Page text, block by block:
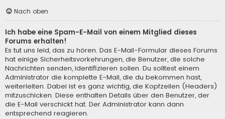
Nach oben
Ich habe eine Spam-E-Mail von einem Mitglied dieses
Forums erhalten!
Es tut uns leid, das zu hören. Das E-Mail-Formular dieses Forums
hat einige Sicherheitsvorkehrungen, die Benutzer, die solche
Nachrichten senden, identifizieren sollen. Du solltest einem
Administrator die komplette E-Mail, die du bekommen hast,
weiterleiten. Dabei ist es ganz wichtig, die Kopfzeilen (Headers)
mitzuschicken. Diese enthalten Details über den Benutzer, der
die E-Mail verschickt hat. Der Administrator kann dann
entsprechend reagieren.